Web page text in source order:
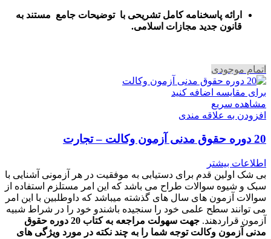
ارائه پاسخنامه کامل تشریحی با توضیحات جامع مستند به
قانون جدید مجازات اسلامی.
اتمام موجودی
برای مقایسه اضافه کنید
مشاهده سریع
افزودن به علاقه مندی
20 دوره حقوق مدنی آزمون وکالت – تجارت
اطلاعات بیشتر
بی شک اولین قدم برای دستیابی به موفقیت در هر آزمونی آشنایی با
سبک و شیوه سوالات طراح می باشد که این امر مستلزم استفاده از
سوالات آزمون های سال های گذشته میباشد که داوطلبین با این امر
می توانند سطح علمی خود را سنجیده باشندو خود را در شراط شبیه
آزمون قراردهند.
جهت سهولت مراجعه به کتاب 20 دوره حقوق
مدنی آزمون وکالت توجه شما را به چند نکته در مورد ویژگی های